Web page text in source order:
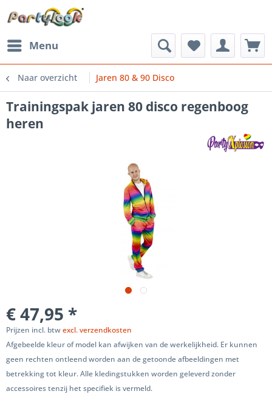
Menu
Naar overzicht Jaren 80 & 90 Disco
Trainingspak jaren 80 disco regenboog
heren
€ 47,95 *
Prijzen incl. btwexcl. verzendkosten
Afgebeelde kleur of model kan afwijken van de werkelijkheid. Er kunnen
geen rechten ontleend worden aan de getoonde afbeeldingen met
betrekking tot kleur. Alle kledingstukken worden geleverd zonder
accessoires tenzij het specifiek is vermeld.